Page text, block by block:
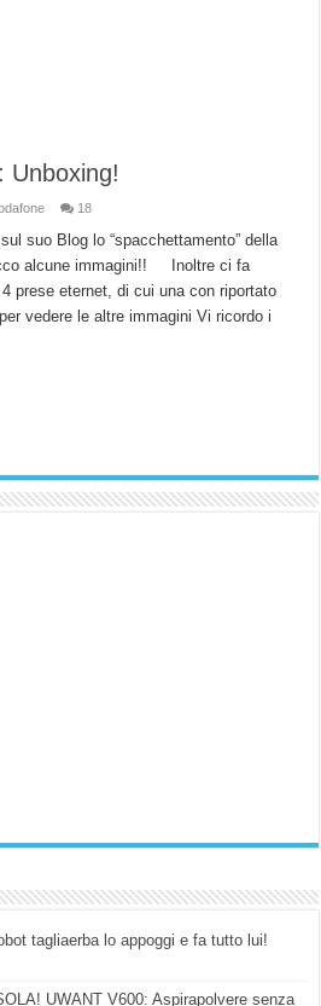
Unboxing!
18
suo Blog lo “spacchettamento” della
alcune immagini!! Inoltre ci fa
prese eternet, di cui una con riportato
vedere le altre immagini Vi ricordo i
tagliaerba lo appoggi e fa tutto lui!
UWANT V600: Aspirapolvere senza